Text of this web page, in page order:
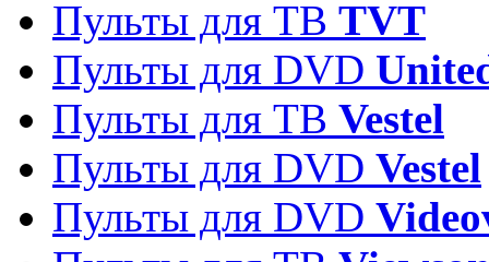
Пульты для ТВ TVT
Пульты для DVD
Пульты для ТВ Vestel
Пульты для DVD Vestel
Пульты для DVD